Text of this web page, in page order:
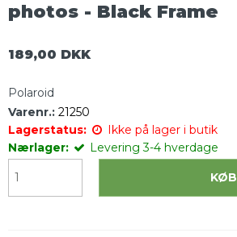
photos - Black Frame
189,00 DKK
Polaroid
Varenr.: 21250
Lagerstatus:
Ikke på lager i butik
Nærlager:
Levering 3-4 hverdage
KØB